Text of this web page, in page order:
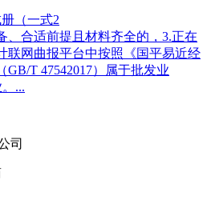
（一式2
、合适前提且材料齐全的，3.正在
联网曲报平台中按照《国平易近经
GB/T 47542017）属于批发业
。...
司